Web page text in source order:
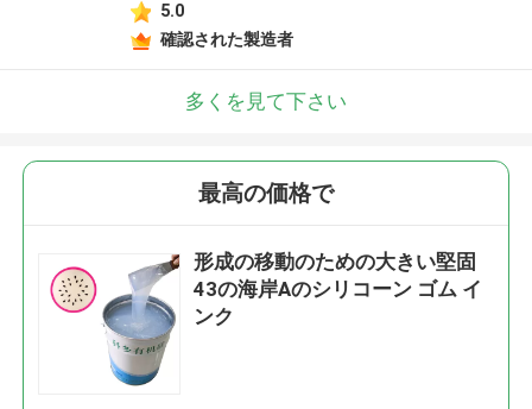
5.0
確認された製造者
多くを見て下さい
最高の価格で
形成の移動のための大きい堅固
43の海岸Aのシリコーン ゴム イ
ンク